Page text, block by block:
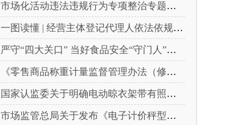
市场化活动违法违规行为专项整治专题新闻发布会实录
一图读懂 | 经营主体登记代理人依法依规履行反洗钱义务
严守“四大关口” 当好食品安全“守门人”！5月20日起，网络食品销售新规正式实施
《零售商品称重计量监督管理办法（修正草案征求意见稿）》公开征求意见
国家认监委关于明确电动晾衣架带有照明功能的产品强制性产品认证要求的公告
市场监管总局关于发布《电子计价秤型式评价大纲（试行）》《电子计价秤检定规程（试行）》的公告